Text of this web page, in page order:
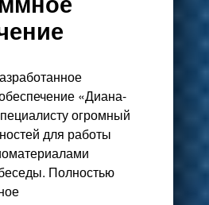
«Диана-
огромный
для работы
Полностью